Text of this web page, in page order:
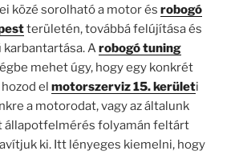
közé sorolható a motor és robogó
területén, továbbá felújítása és
karbantartása. Arobogó tuning
mehet úgy, hogy egy konkrét
el motorszerviz 15. kerületi
a motorodat, vagy az általunk
állapotfelmérés folyamán feltárt
ki. Itt lényeges kiemelni, hogy